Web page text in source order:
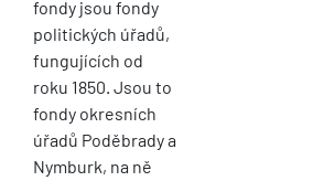
fondy jsou fondy
politických úřadů,
fungujících od
roku 1850. Jsou to
fondy okresních
úřadů Poděbrady a
Nymburk, na ně